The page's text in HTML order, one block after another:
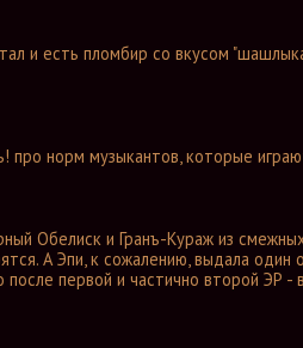
и есть пломбир со вкусом
про норм музыкантов, которые
Обелиск и Гранъ-Кураж из
А Эпи, к сожалению, выдала один
первой и частично второй ЭР -